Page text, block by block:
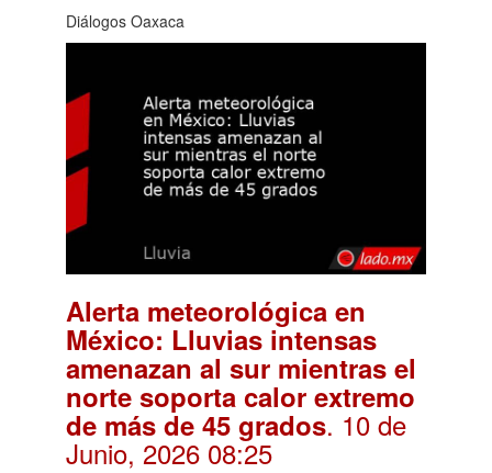
Diálogos Oaxaca
Alerta meteorológica en
México: Lluvias intensas
amenazan al sur mientras el
norte soporta calor extremo
de más de 45 grados. 10 de
Junio, 2026 08:25